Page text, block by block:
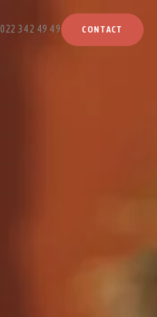
022 342 49 49 CONTACT